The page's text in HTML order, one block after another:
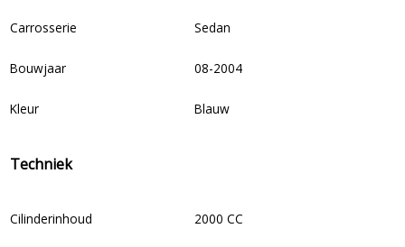
Carrosserie Sedan
Bouwjaar 08-2004
Kleur Blauw
Techniek
Cilinderinhoud 2000 CC